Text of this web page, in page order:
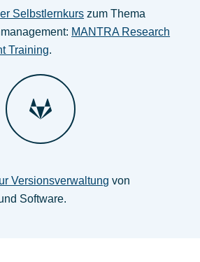
Selbstlernkurs zum Thema
MANTRA Research
Training.
Versionsverwaltung von
Software.